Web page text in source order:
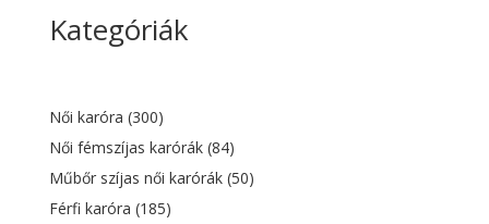
was:
Kategóriák
Női karóra (300)
Női fémszíjas karórák (84)
Műbőr szíjas női karórák (50)
Férfi karóra (185)